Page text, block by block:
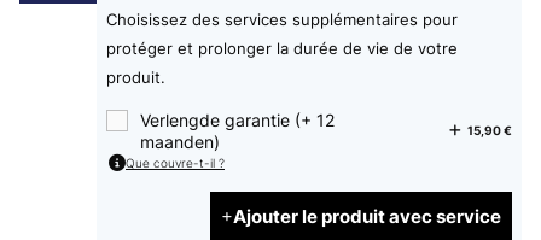
Choisissez des services supplémentaires pour
protéger et prolonger la durée de vie de votre
produit.
Verlengde garantie (+ 12
maanden)
15,90 €
Que couvre-t-il ?
Ajouter le produit avec service